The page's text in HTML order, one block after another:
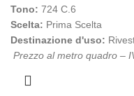
Tono: 724 C.6
Scelta: Prima Scelta
Destinazione d'uso:
Prezzo al metro quadro –